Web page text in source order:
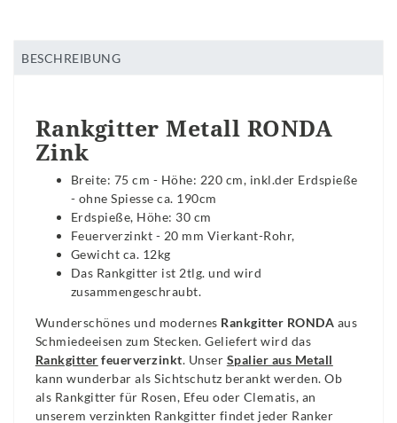
BESCHREIBUNG
Rankgitter Metall RONDA
Zink
Breite: 75 cm - Höhe: 220 cm, inkl.der Erdspieße
- ohne Spiesse ca. 190cm
Erdspieße, Höhe: 30 cm
Feuerverzinkt - 20 mm Vierkant-Rohr,
Gewicht ca. 12kg
Das Rankgitter ist 2tlg. und wird
zusammengeschraubt.
Wunderschönes und modernes Rankgitter RONDA aus
Schmiedeeisen zum Stecken.Geliefert wird das
Rankgitter feuerverzinkt. Unser Spalier aus Metall
kann wunderbar als Sichtschutz berankt werden. Ob
als Rankgitter für Rosen, Efeu oder Clematis, an
unserem verzinkten Rankgitter findet jeder Ranker